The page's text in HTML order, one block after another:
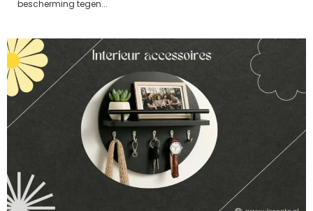
bescherming tegen...